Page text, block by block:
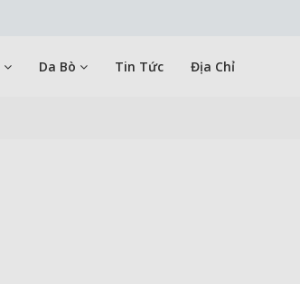
Da Bò Tin Tức Địa Chỉ